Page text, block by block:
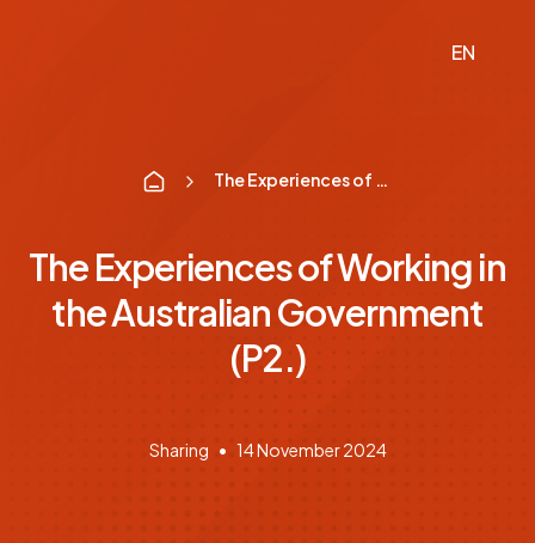
EN
The Experiences of Working in the Australian Government (P2.)
The Experiences of Working in
the Australian Government
(P2.)
Sharing 14 November 2024